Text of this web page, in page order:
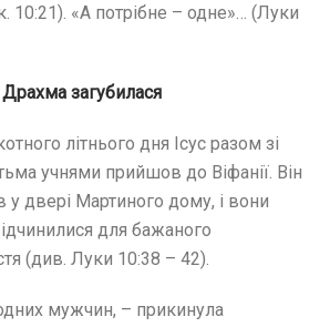
10:21). «А потрібне – одне»… (Луки
Драхма загубилася
літнього дня Ісус разом зі
учнями прийшов до Віфанії. Він
у двері Мартиного дому, і вони
для бажаного
(див. Луки 10:38 – 42).
мужчин, – прикинула